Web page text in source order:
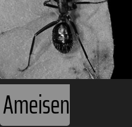
Ameisen